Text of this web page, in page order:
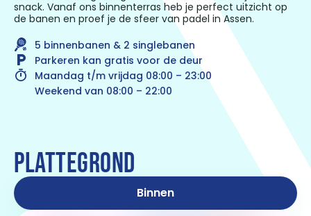
snack. Vanaf ons binnenterras heb je perfect uitzicht op
de banen en proef je de sfeer van padel in Assen.
5 binnenbanen & 2 singlebanen
Parkeren kan gratis voor de deur
Maandag t/m vrijdag 08:00 – 23:00
Weekend van 08:00 – 22:00
PLATTEGROND
Binnen